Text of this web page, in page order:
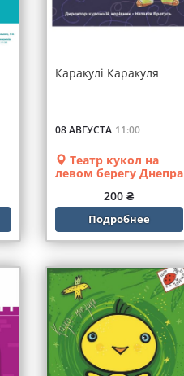
Каракулі Каракуля
08 АВГУСТА 11:00
Театр кукол на
левом берегу Днепра
200 ₴
Подробнее